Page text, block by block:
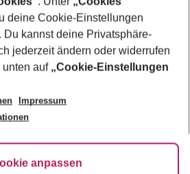
deine Cookie-Einstellungen
kannst deine Privatsphäre-
jederzeit ändern oder widerrufen
unten auf „Cookie-Einstellungen
Impressum
anpassen